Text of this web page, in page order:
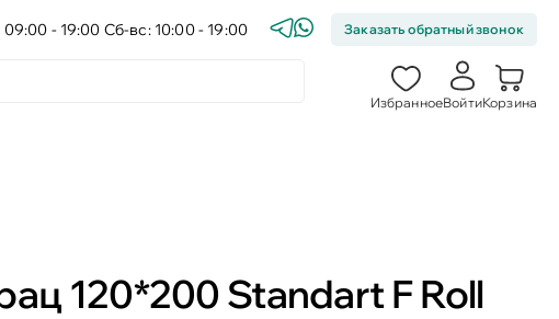
- 19:00 Сб-вс: 10:00 - 19:00 Заказать обратный звонок
ИзбранноеВойтиКорзина
120*200 Standart F Roll